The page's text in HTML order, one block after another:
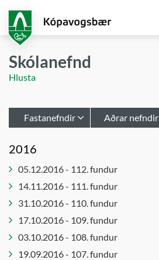
aðalefni
Skólanefnd
Hlusta
Fastanefndir
byggingarfulltrúa
Bæjarráð
Bæjarstjórn
Embættisafgreiðslur
skipulagsfulltrúa
Forsætisnefnd
Innkaupanefnd
Aðrar nefndir
Lýðheilsa
innleiðing
Notendaráð
í málefnum
fatlaðs
Atvinnu- og
þróunarráð
Barnaverndarnefnd
Byggingarnefnd
Embættisafgreiðslur
skipulagsstjóra
2016
05.12.2016 - 112. fundur
14.11.2016 - 111. fundur
31.10.2016 - 110. fundur
17.10.2016 - 109. fundur
03.10.2016 - 108. fundur
19.09.2016 - 107. fundur